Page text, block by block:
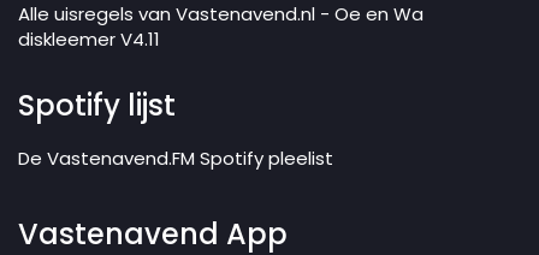
Alle uisregels van Vastenavend.nl - Oe en Wa
diskleemer V4.11
Spotify lijst
De Vastenavend.FM Spotify pleelist
Vastenavend App